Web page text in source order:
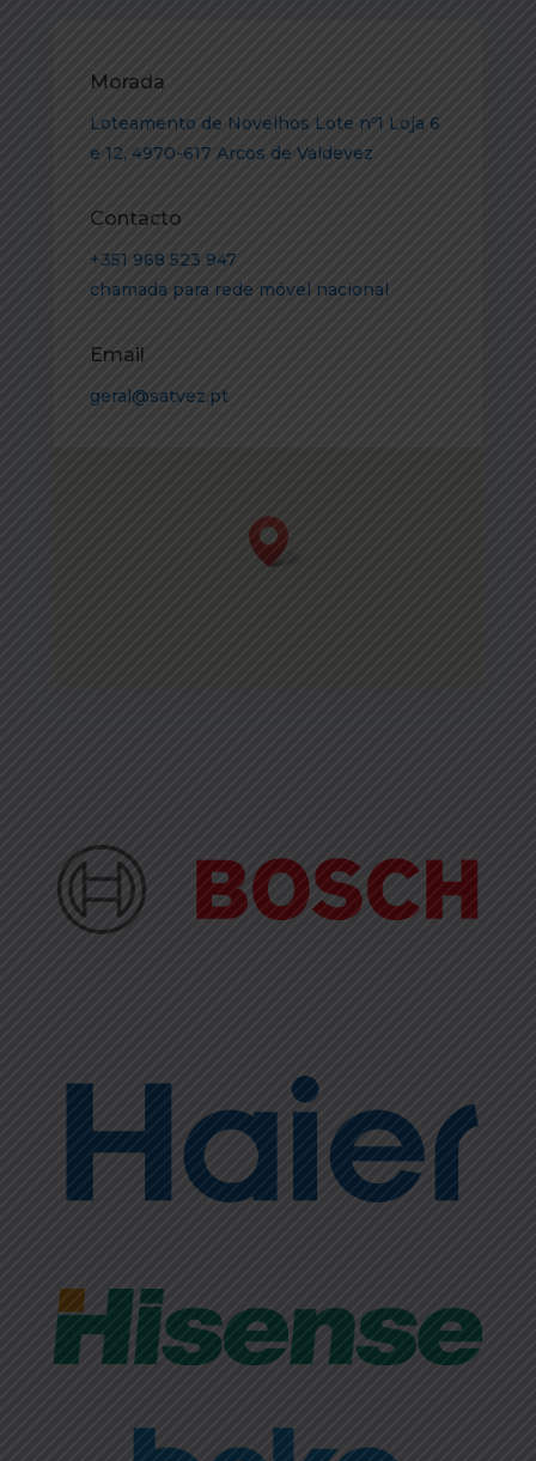
Morada
Loteamento de Novelhos Lote nº1 Loja 6
e 12, 4970-617 Arcos de Valdevez
Contacto
+351 968 523 947
chamada para rede móvel nacional
Email
geral@satvez.pt